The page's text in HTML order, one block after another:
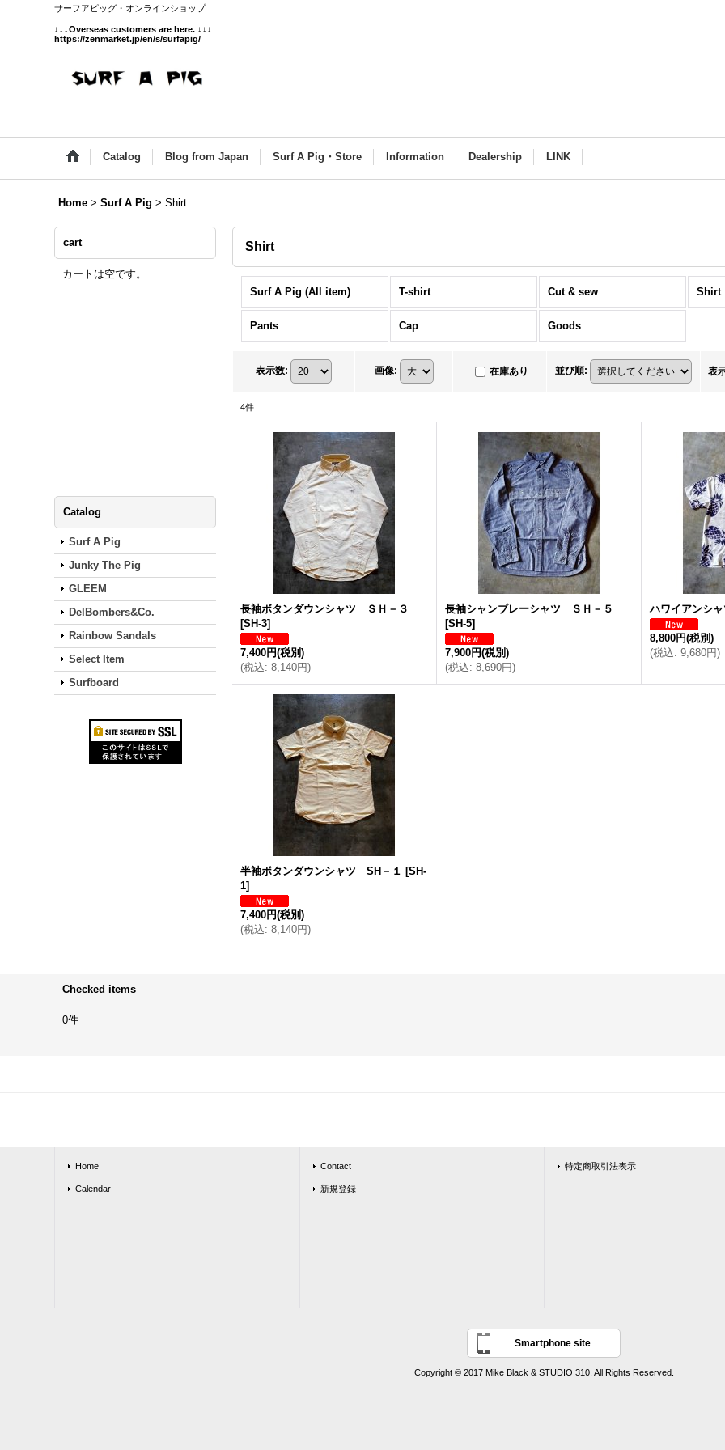
サーフアピッグ・オンラインショップ
↓↓↓Overseas customers are here. ↓↓↓
https://zenmarket.jp/en/s/surfapig/
Catalog Blog from Japan Surf A Pig・Store Information Dealership LINK
Home > Surf A Pig > Shirt
cart
カートは空です。
Catalog
Surf A Pig
Junky The Pig
GLEEM
DelBombers&Co.
Rainbow Sandals
Select Item
Surfboard
Shirt
Surf A Pig (All item) T-shirt Cut & sew Shirt
Pants Cap Goods
表示数: 画像: 在庫あり 並び順: 表
4件
長袖ボタンダウンシャツ ＳＨ－３
[SH-3]
7,400円(税別)
(税込: 8,140円)
長袖シャンブレーシャツ ＳＨ－５
[SH-5]
7,900円(税別)
(税込: 8,690円)
ハワイアンシ
8,800円(税別)
(税込: 9,680円)
半袖ボタンダウンシャツ SH－１ [SH-
1]
7,400円(税別)
(税込: 8,140円)
Checked items
0件
Home
Calendar
Contact
新規登録
特定商取引法表示
Smartphone site
Copyright © 2017 Mike Black & STUDIO 310, All Rights Reserved.